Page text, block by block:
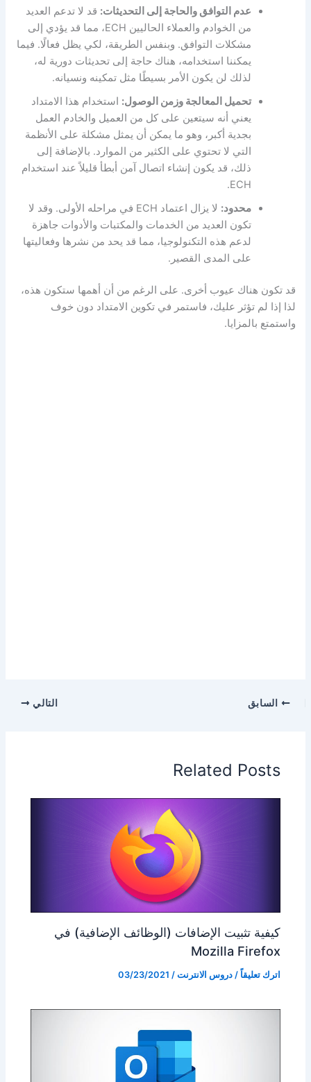
عدم التوافق والحاجة إلى التحديثات: قد لا تدعم العديد
من الخوادم والعملاء الحاليين ECH، مما قد يؤدي إلى
مشكلات التوافق. وبنفس الطريقة، لكي يظل فعالًا. فيما
يمكننا استخدامه، هناك حاجة إلى تحديثات دورية له،
لذلك لن يكون الأمر بسيطًا مثل تمكينه ونسيانه.
تحميل المعالجة وزمن الوصول: استخدام هذا الامتداد
يعني أنه سيتعين على كل من العميل والخادم العمل
بجدية أكبر، وهو ما يمكن أن يمثل مشكلة على الأنظمة
التي لا تحتوي على الكثير من الموارد. بالإضافة إلى
ذلك، قد يكون إنشاء اتصال آمن أبطأ قليلاً عند استخدام
ECH.
محدود:
لا يزال اعتماد ECH في مراحله الأولى. وقد لا
تكون العديد من الخدمات والمكتبات والأدوات جاهزة
لدعم هذه التكنولوجيا، مما قد يحد من نشرها وفعاليتها
على المدى القصير.
قد تكون هناك عيوب أخرى. على الرغم من أن أهمها ستكون هذه،
لذا إذا لم تؤثر عليك، فاستمر في تكوين الامتداد دون خوف
واستمتع بالمزايا.
السابق التالي
Related Posts
كيفية تثبيت الإضافات (الوظائف الإضافية) في
Mozilla Firefox
اترك تعليقاً /دروس الانترنت /
03/23/2021